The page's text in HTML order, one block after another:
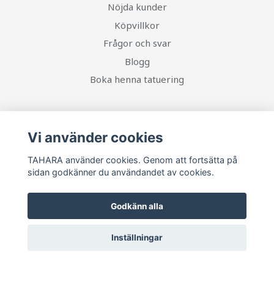
Nöjda kunder
Köpvillkor
Frågor och svar
Blogg
Boka henna tatuering
Ta del av senaste nytt och unika erbjudanden!
Vi använder cookies
TAHARA använder cookies. Genom att fortsätta på
sidan godkänner du användandet av cookies.
Godkänn alla
Inställningar